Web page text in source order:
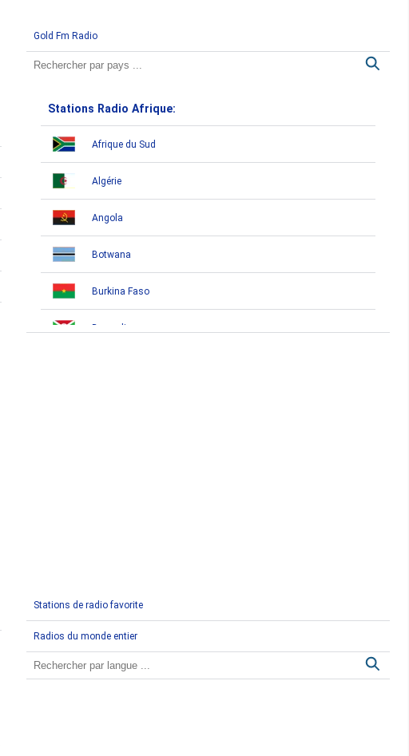
Gold Fm Radio
Stations Radio Afrique:
Afrique du Sud
Algérie
Angola
Botwana
Burkina Faso
Burundi
Egypte
Stations de radio favorite
Radios du monde entier